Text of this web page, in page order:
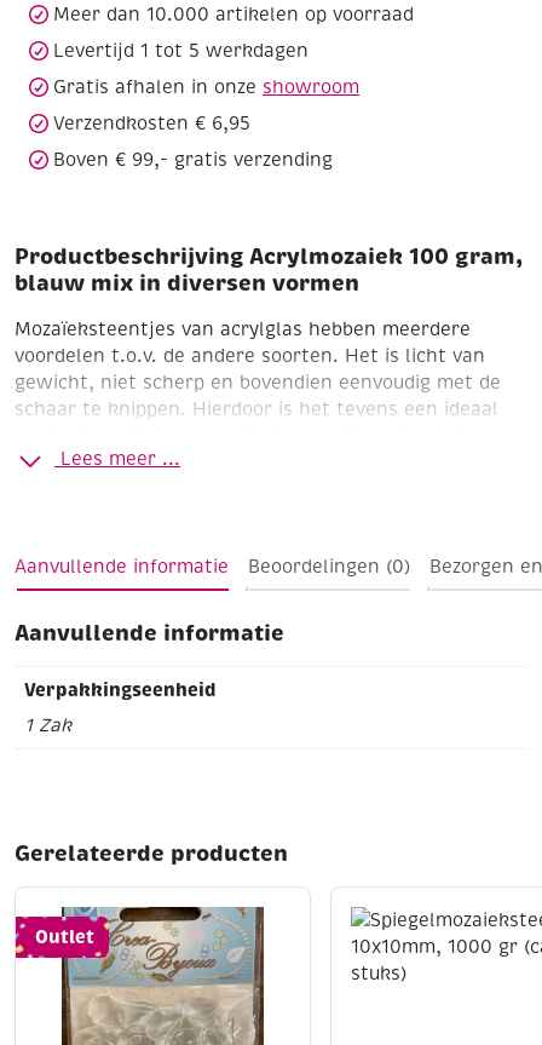
diversen
vormen
Meer dan 10.000 artikelen op voorraad
Levertijd 1 tot 5 werkdagen
Gratis afhalen in onze showroom
Verzendkosten € 6,95
Boven € 99,- gratis verzending
Productbeschrijving Acrylmozaiek 100 gram,
blauw mix in diversen vormen
Mozaïeksteentjes van acrylglas hebben meerdere
voordelen t.o.v. de andere soorten. Het is licht van
gewicht, niet scherp en bovendien eenvoudig met de
schaar te knippen. Hierdoor is het tevens een ideaal
laten maken. Door het lichte gewicht, naast hout,
Zak a 100 gram (ca. 440 st)Blauw mixdiverse vormen
Lees meer ...
Aanvullende informatie Beoordelingen (0) Bezorgen
Aanvullende informatie
Verpakkingseenheid
1 Zak
Gerelateerde producten
Outlet